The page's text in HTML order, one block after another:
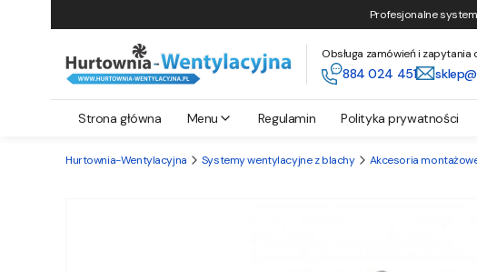
Profesjonalne
Obsługa zamówień i
884 024 451
Strona główna Menu Regulamin Polityka prywatności
Hurtownia-Wentylacyjna Systemy wentylacyjne z blachy Akcesoria